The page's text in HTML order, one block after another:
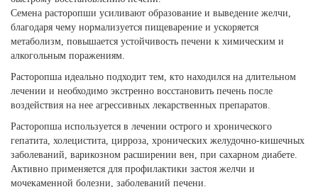
Семена расторопши усиливают образование и выведение желчи,
благодаря чему нормализуется пищеварение и ускоряется
метаболизм, повышается устойчивость печени к химическим и
алкогольным поражениям.
Расторопша идеально подходит тем, кто находился на длительном
лечении и необходимо экстренно восстановить печень после
воздействия на нее агрессивных лекарственных препаратов.
Расторопша используется в лечении острого и хронического
гепатита, холецистита, цирроза, хронических желудочно-кишечных
заболеваний, варикозном расширении вен, при сахарном диабете.
Активно применяется для профилактики застоя желчи и
мочекаменной болезни, заболеваний печени.